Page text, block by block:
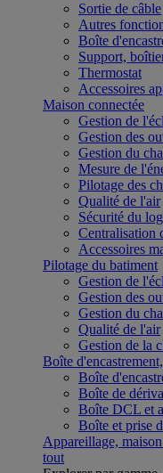
Sortie de câble
Autres
Boîte
Support,
Thermostat
Accessoires
Maison connectée
Gestion de
Gestion des
Gestion du
Mesure de
Pilotage des
Qualité de l'air
Sécurité du
Centralisation
Accessoires
Pilotage du batiment
Gestion de
Gestion des
Gestion du
Qualité de l'air
Gestion de la
Boîte
Boîte
Boîte de
Boîte DCL et
Boîte et prise
Appareillage,
tout